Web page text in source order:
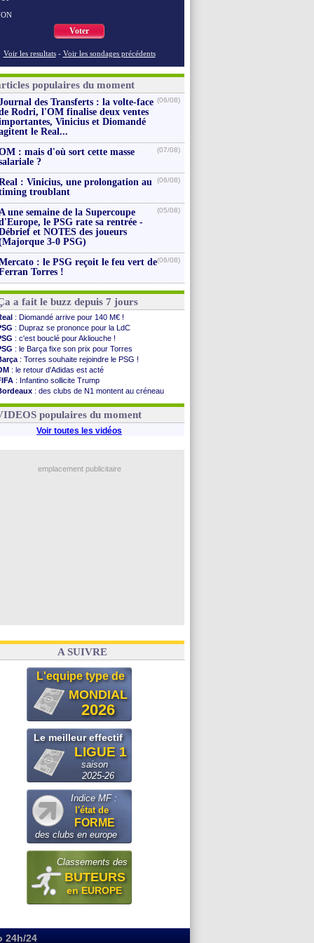
Voter
Voir les resultats - Voir les sondages précédents
populaires du moment
des Transferts : la volte-face
Rodri, l'OM finalise deux ventes
Vinicius et Diomandé
le Real...
(06/08)
: mais d'où sort cette masse
?
(07/08)
: Vinicius, une prolongation au
troublant
(06/08)
une semaine de la Supercoupe
le PSG rate sa rentrée -
et NOTES des joueurs
3-0 PSG)
(05/08)
: le PSG reçoit le feu vert de
Torres !
(06/08)
a fait le buzz depuis 7 jours
: Diomandé arrive pour 140 M€ !
: Dupraz se prononce pour la LdC
: c'est bouclé pour Akliouche !
: le Barça fixe son prix pour Torres
: Torres souhaite rejoindre le PSG !
: le retour d'Adidas est acté
: Infantino sollicite Trump
: des clubs de N1 montent au créneau
: le démenti de Leipzig pour Diomandé
populaires du moment
Voir toutes les vidéos
emplacement publicitaire
A SUIVRE
L'equipe type de
MONDIAL
2026
Le meilleur effectif
LIGUE 1
saison
2025-26
Indice MF :
l'état de
FORME
des clubs en europe
Classements des
BUTEURS
en EUROPE
24h/24